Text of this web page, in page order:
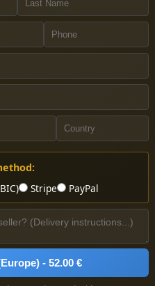
Stripe PayPal
- 52.00 €